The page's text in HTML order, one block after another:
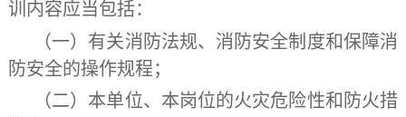
训内容应当包括：
（一）有关消防法规、消防安全制度和保障消
防安全的操作规程；
（二）本单位、本岗位的火灾危险性和防火措